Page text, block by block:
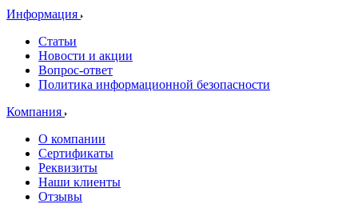
Информация
Статьи
Новости и акции
Вопрос-ответ
Политика информационной безопасности
Компания
О компании
Сертификаты
Реквизиты
Наши клиенты
Отзывы